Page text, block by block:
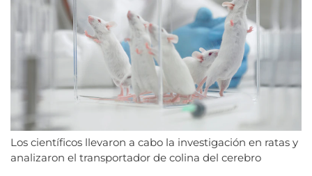
Los científicos llevaron a cabo la investigación en ratas y
analizaron el transportador de colina del cerebro